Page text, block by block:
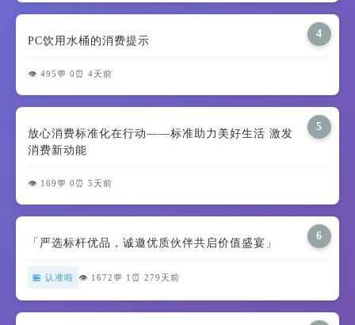
4
PC饮用水桶的消费提示
👁️ 495 💬 0 ⏰ 4天前
5
放心消费标准化在行动——标准助力美好生活 激发
消费新动能
👁️ 169 💬 0 ⏰ 5天前
6
「严选标杆优品，诚邀优质伙伴共启价值盛宴」
🏪 认准啦 👁️ 1672 💬 1 ⏰ 279天前